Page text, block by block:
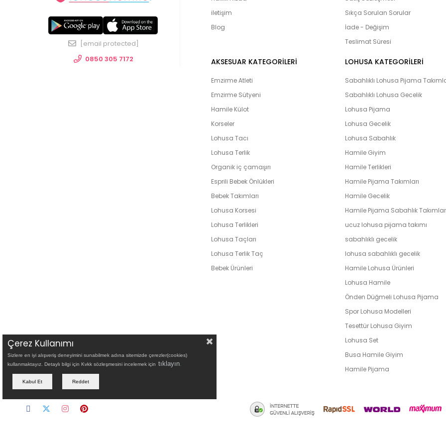
çıkış setlerini yaptıran ve
bulunmaktadır. Lohusahamile
hamile olarak en hızlı bir şekilde
unutmayın. Unutmayalım ki
[email protected]
0850 305 7172
iletişim
Blog
Sıkça Sorulan Sorular
İade - Değişim
Teslimat Süresi
AKSESUAR KATEGORİLERİ
Emzirme Atleti
Emzirme Sütyeni
Hamile Külot
Korseler
Lohusa Tacı
Lohusa Terlik
Organik iç çamaşırı
Esprili Bebek Önlükleri
Bebek Takımları
Lohusa Korsesi
Lohusa Terlikleri
Lohusa Taçları
Lohusa Terlik Taç
Bebek Ürünleri
LOHUSA KATEGORİLERİ
Sabahlıklı Lohusa Pijama
Sabahlıklı Lohusa Gecelik
Lohusa Pijama
Lohusa Gecelik
Lohusa Sabahlık
Hamile Giyim
Hamile Terlikleri
Hamile Pijama Takımları
Hamile Gecelik
Hamile Pijama Sabahlık
ucuz lohusa pijama takımı
sabahlıklı gecelik
lohusa sabahlıklı gecelik
Hamile Lohusa Ürünleri
Lohusa Hamile
Önden Düğmeli Lohusa Pijama
Spor Lohusa Modelleri
Tesettür Lohusa Giyim
Lohusa Set
Busa Hamile Giyim
Hamile Pijama
Çerez Kullanımı
Sizlere en iyi alışveriş deneyimini sunabilmek adına sitemizde çerezler(cookies)
kullanmaktayız. Detaylı bilgi için Kvkk sözleşmesini incelemek için tıklayın.
Kabul Et Reddet